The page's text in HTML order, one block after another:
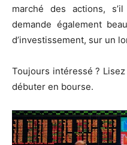
marché des actions,
demande également
d’investissement, sur un
Toujours intéressé ?
débuter en bourse.